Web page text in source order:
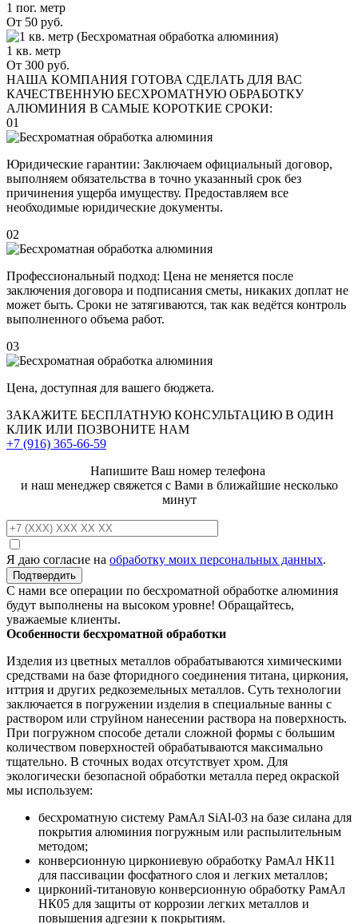
1 пог. метр
От 50 руб.
1 кв. метр
От 300 руб.
НАША КОМПАНИЯ ГОТОВА СДЕЛАТЬ ДЛЯ ВАС
КАЧЕСТВЕННУЮ БЕСХРОМАТНУЮ ОБРАБОТКУ
АЛЮМИНИЯ В САМЫЕ КОРОТКИЕ СРОКИ:
01
Юридические гарантии: Заключаем официальный договор,
выполняем обязательства в точно указанный срок без
причинения ущерба имуществу. Предоставляем все
необходимые юридические документы.
02
Профессиональный подход: Цена не меняется после
заключения договора и подписания сметы, никаких доплат не
может быть. Сроки не затягиваются, так как ведётся контроль
выполненного объема работ.
03
Цена, доступная для вашего бюджета.
ЗАКАЖИТЕ БЕСПЛАТНУЮ КОНСУЛЬТАЦИЮ В ОДИН
КЛИК ИЛИ ПОЗВОНИТЕ НАМ
+7 (916) 365-66-59
Напишите Ваш номер телефона
и наш менеджер свяжется с Вами в ближайшие несколько
минут
Я даю согласие на обработку моих персональных данных.
С нами все операции по бесхроматной обработке алюминия
будут выполнены на высоком уровне! Обращайтесь,
уважаемые клиенты.
Особенности бесхроматной обработки
Изделия из цветных металлов обрабатываются химическими
средствами на базе фторидного соединения титана, циркония,
иттрия и других редкоземельных металлов. Суть технологии
заключается в погружении изделия в специальные ванны с
раствором или струйном нанесении раствора на поверхность.
При погружном способе детали сложной формы с большим
количеством поверхностей обрабатываются максимально
тщательно. В сточных водах отсутствует хром. Для
экологически безопасной обработки металла перед окраской
мы используем:
бесхроматную систему РамАл SiAl-03 на базе силана для
покрытия алюминия погружным или распылительным
методом;
конверсионную циркониевую обработку РамАл НК11
для пассивации фосфатного слоя и легких металлов;
цирконий-титановую конверсионную обработку РамАл
НК05 для защиты от коррозии легких металлов и
повышения адгезии к покрытиям.